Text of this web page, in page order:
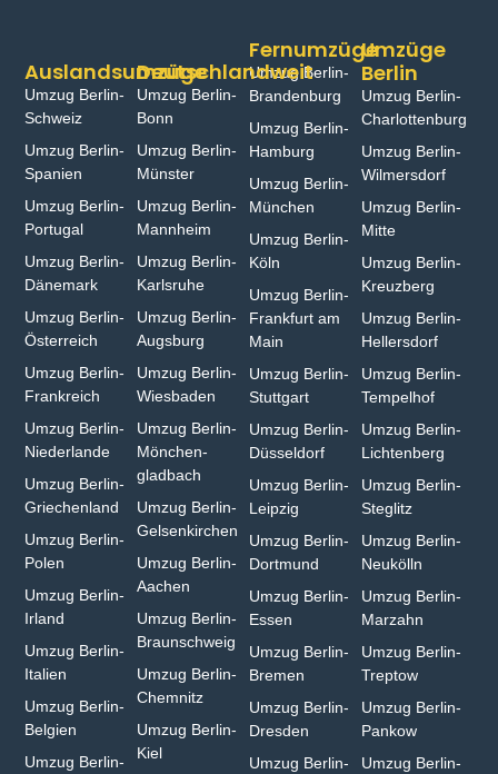
Umzüge
Berlin
Umzug Berlin-
Charlottenburg
Umzug Berlin-
Wilmersdorf
Umzug Berlin-
Mitte
Umzug Berlin-
Kreuzberg
Umzug Berlin-
Hellersdorf
Umzug Berlin-
Tempelhof
Umzug Berlin-
Lichtenberg
Umzug Berlin-
Steglitz
Umzug Berlin-
Neukölln
Umzug Berlin-
Marzahn
Umzug Berlin-
Treptow
Umzug Berlin-
Pankow
Umzug Berlin-
Fernumzüge
Umzug Berlin-
Brandenburg
Umzug Berlin-
Hamburg⁠
Umzug Berlin-
München
Umzug Berlin-
Köln
Umzug Berlin-
Frankfurt am
Main
Umzug Berlin-
Stuttgart
Umzug Berlin-
Düsseldorf
Umzug Berlin-
Leipzig
Umzug Berlin-
Dortmund
Umzug Berlin-
Essen
Umzug Berlin-
Bremen
Umzug Berlin-
Dresden
Umzug Berlin-
Deutschlandweit
Umzug Berlin-
Bonn⁠
Umzug Berlin-
Münster⁠
Umzug Berlin-
Mannheim
Umzug Berlin-
Karlsruhe
Umzug Berlin-
Augsburg
Umzug Berlin-
Wiesbaden⁠
Umzug Berlin-
Mönchen­
gladbach⁠
Umzug Berlin-
Gelsenkirchen⁠
Umzug Berlin-
Aachen⁠
Umzug Berlin-
Braunschweig
Umzug Berlin-
Chemnitz⁠
Umzug Berlin-
Kiel
Auslandsumzüge
Umzug Berlin-
Schweiz
Umzug Berlin-
Spanien
Umzug Berlin-
Portugal
Umzug Berlin-
Dänemark
Umzug Berlin-
Österreich
Umzug Berlin-
Frankreich
Umzug Berlin-
Niederlande
Umzug Berlin-
Griechenland
Umzug Berlin-
Polen
Umzug Berlin-
Irland
Umzug Berlin-
Italien
Umzug Berlin-
Belgien
Umzug Berlin-